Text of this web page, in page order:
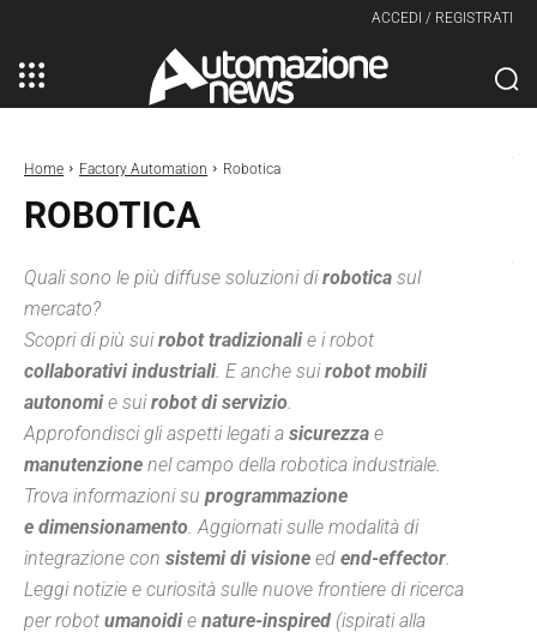
ACCEDI / REGISTRATI
Home Factory Automation Robotica
ROBOTICA
Quali sono le più diffuse soluzioni dirobotica sul
mercato?
Scopri di più suirobot tradizionalie i robot
collaborativi industriali. E anche suirobot mobili
autonomie suirobot di servizio
Approfondisci gli aspetti legati a sicurezza e
manutenzione nel campo della robotica industriale.
Trova informazioni su programmazione
e dimensionamento . Aggiornati sulle modalità di
integrazione con sistemi di visione ed end-effector
Leggi notizie e curiosità sulle nuove frontiere di ricerca
per robot umanoidie nature-inspired (ispirati alla